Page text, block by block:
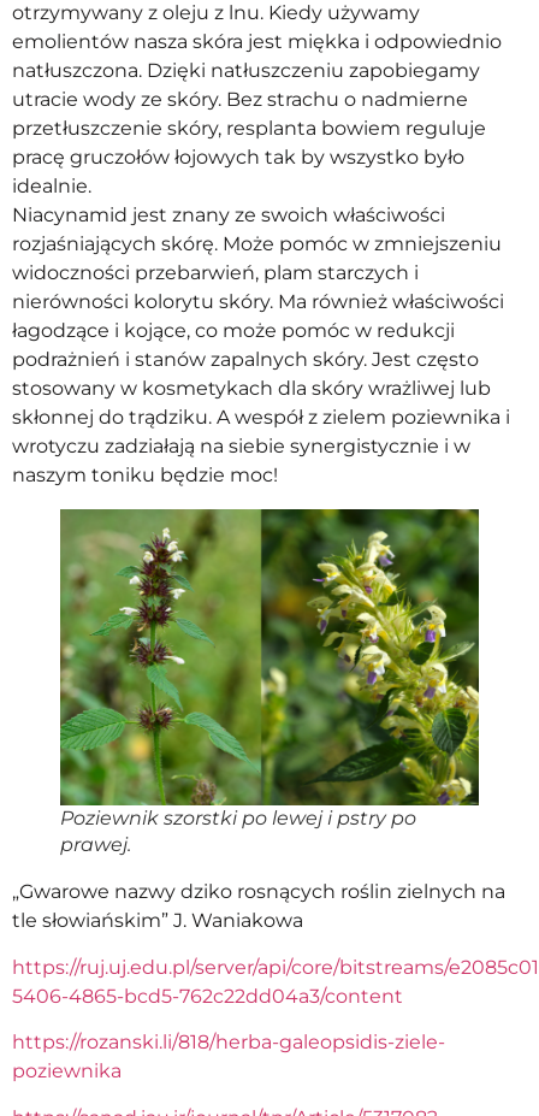
otrzymywany z oleju z lnu. Kiedy używamy
emolientów nasza skóra jest miękka i odpowiednio
natłuszczona. Dzięki natłuszczeniu zapobiegamy
utracie wody ze skóry. Bez strachu o nadmierne
przetłuszczenie skóry, resplanta bowiem reguluje
pracę gruczołów łojowych tak by wszystko było
idealnie.
Niacynamid jest znany ze swoich właściwości
rozjaśniających skórę. Może pomóc w zmniejszeniu
widoczności przebarwień, plam starczych i
nierówności kolorytu skóry. Ma również właściwości
łagodzące i kojące, co może pomóc w redukcji
podrażnień i stanów zapalnych skóry. Jest często
stosowany w kosmetykach dla skóry wrażliwej lub
skłonnej do trądziku. A wespół z zielem poziewnika i
wrotyczu zadziałają na siebie synergistycznie i w
naszym toniku będzie moc!
Poziewnik szorstki po lewej i pstry po
prawej.
„Gwarowe nazwy dziko rosnących roślin zielnych na
tle słowiańskim” J. Waniakowa
https://ruj.uj.edu.pl/server/api/core/bitstreams/
5406-4865-bcd5-762c22dd04a3/content
https://rozanski.li/818/herba-galeopsidis-ziele-
poziewnika